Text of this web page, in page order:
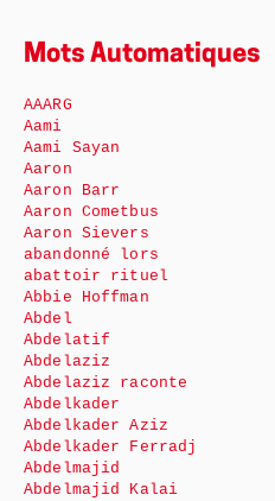
Mots Automatiques
AAARG
Aami
Aami Sayan
Aaron
Aaron Barr
Aaron Cometbus
Aaron Sievers
abandonné lors
abattoir rituel
Abbie Hoffman
Abdel
Abdelatif
Abdelaziz
Abdelaziz raconte
Abdelkader
Abdelkader Aziz
Abdelkader Ferradj
Abdelmajid
Abdelmajid Kalai